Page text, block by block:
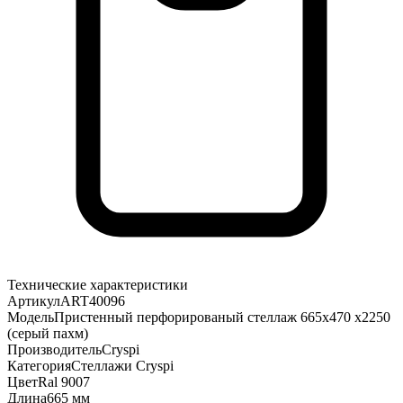
Технические характеристики
АртикулART40096
МодельПристенный перфорированый стеллаж 665х470 х2250
(серый пахм)
ПроизводительCryspi
КатегорияСтеллажи Cryspi
ЦветRal 9007
Длина665 мм